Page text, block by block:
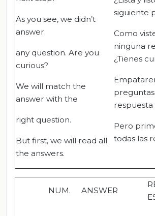
As you see, we didn’t
answer
any question. Are you
curious?
We will match the
answer with the
right question.
But first, we will read all
the answers.
siguiente
Como
ninguna
¿Tienes
Pero
todas las
NUM. ANSWER